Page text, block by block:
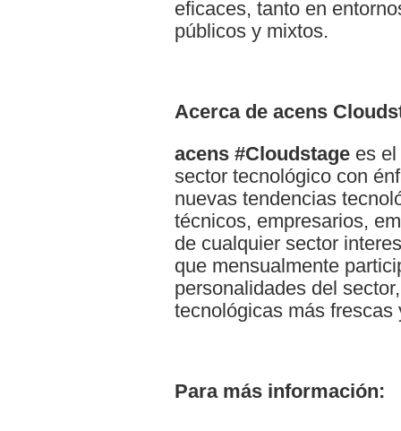
eficaces, tanto en
públicos y mixtos.
Acerca de acens
acens #Cloudstage es
sector tecnológico con
nuevas tendencias
técnicos, empresarios,
de cualquier sector
que mensualmente
personalidades del
tecnológicas más
Para más información: